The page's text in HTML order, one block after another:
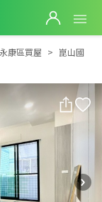
3房陽台進出美電寓
康區買屋
崑山國